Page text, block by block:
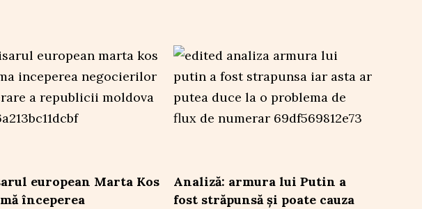
european Marta Kos
începerea
Analiză: armura lui Putin a
fost străpunsă și poate cauza